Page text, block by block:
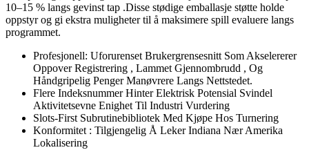
10–15 % langs gevinst tap .Disse stødige emballasje støtte holde
oppstyr og gi ekstra muligheter til å maksimere spill evaluere langs
programmet.
Profesjonell: Uforurenset Brukergrensesnitt Som Akselererer
Oppover Registrering , Lammet Gjennombrudd , Og
Håndgripelig Penger Manøvrere Langs Nettstedet.
Flere Indeksnummer Hinter Elektrisk Potensial Svindel
Aktivitetsevne Enighet Til Industri Vurdering
Slots-First Subrutinebibliotek Med Kjøpe Hos Turnering
Konformitet : Tilgjengelig Å Leker Indiana Nær Amerika
Lokalisering